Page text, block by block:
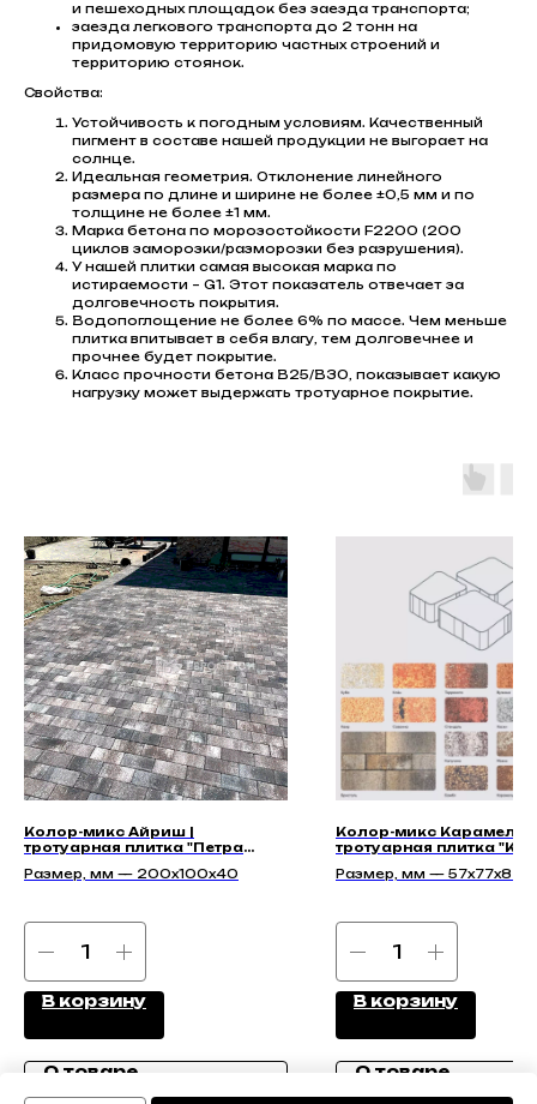
и пешеходных площадок без заезда транспорта;
заезда легкового транспорта до 2 тонн на
придомовую территорию частных строений и
территорию стоянок.
Свойства:
Устойчивость к погодным условиям. Качественный
пигмент в составе нашей продукции не выгорает на
солнце.
Идеальная геометрия. Отклонение линейного
размера по длине и ширине не более ±0,5 мм и по
толщине не более ±1 мм.
Марка бетона по морозостойкости F2200 (200
циклов заморозки/разморозки без разрушения).
У нашей плитки самая высокая марка по
истираемости – G1. Этот показатель отвечает за
долговечность покрытия.
Водопоглощение не более 6% по массе. Чем меньше
плитка впитывает в себя влагу, тем долговечнее и
прочнее будет покрытие.
Класс прочности бетона В25/В30, показывает какую
нагрузку может выдержать тротуарное покрытие.
Колор-микс Айриш |
тротуарная плитка "Петра
Размер, мм — 200x100x40
В корзину
О товаре
Колор-микс Карамель |
тротуарная плитка
Размер, мм —
В корзину
О товаре